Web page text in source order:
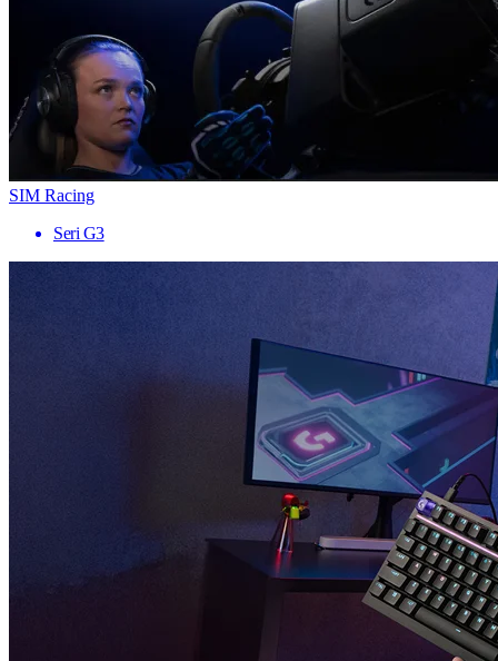
SIM Racing
Seri G3